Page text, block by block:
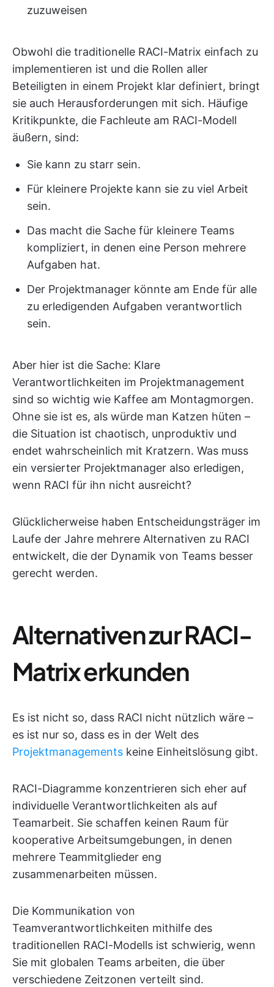
zuzuweisen
Obwohl die traditionelle RACI-Matrix einfach zu
implementieren ist und die Rollen aller
Beteiligten in einem Projekt klar definiert, bringt
sie auch Herausforderungen mit sich. Häufige
Kritikpunkte, die Fachleute am RACI-Modell
äußern, sind:
Sie kann zu starr sein.
Für kleinere Projekte kann sie zu viel Arbeit
sein.
Das macht die Sache für kleinere Teams
kompliziert, in denen eine Person mehrere
Aufgaben hat.
Der Projektmanager könnte am Ende für alle
zu erledigenden Aufgaben verantwortlich
sein.
Aber hier ist die Sache: Klare
Verantwortlichkeiten im Projektmanagement
sind so wichtig wie Kaffee am Montagmorgen.
Ohne sie ist es, als würde man Katzen hüten –
die Situation ist chaotisch, unproduktiv und
endet wahrscheinlich mit Kratzern. Was muss
ein versierter Projektmanager also erledigen,
wenn RACI für ihn nicht ausreicht?
Glücklicherweise haben Entscheidungsträger im
Laufe der Jahre mehrere Alternativen zu RACI
entwickelt, die der Dynamik von Teams besser
gerecht werden.
Alternativen zur RACI-
Matrix erkunden
Es ist nicht so, dass RACI nicht nützlich wäre –
es ist nur so, dass es in der Welt des
Projektmanagements keine Einheitslösung gibt.
RACI-Diagramme konzentrieren sich eher auf
individuelle Verantwortlichkeiten als auf
Teamarbeit. Sie schaffen keinen Raum für
kooperative Arbeitsumgebungen, in denen
mehrere Teammitglieder eng
zusammenarbeiten müssen.
Die Kommunikation von
Teamverantwortlichkeiten mithilfe des
traditionellen RACI-Modells ist schwierig, wenn
Sie mit globalen Teams arbeiten, die über
verschiedene Zeitzonen verteilt sind.